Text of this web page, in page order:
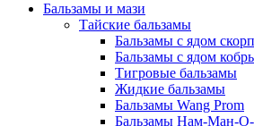
Бальзамы и мази
Тайские бальзамы
Бальзамы с ядом
Бальзамы с ядом
Тигровые бальзамы
Жидкие бальзамы
Бальзамы Wang Prom
Бальзамы Нам-Ман-